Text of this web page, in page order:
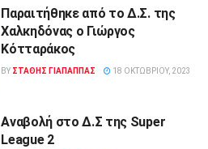
Παραιτήθηκε από το Δ.Σ. της
Χαλκηδόνας ο Γιώργος
Κότταράκος
BY ΣΤΑΘΗΣ ΓΊΑΠΑΠΠΑΣ 18 ΟΚΤΩΒΡΊΟΥ, 2023
Αναβολή στο Δ.Σ της Super
League 2